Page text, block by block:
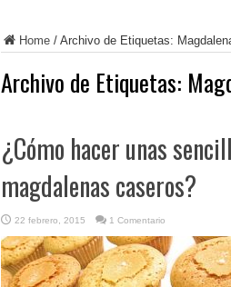
Home/ Archivo de Etiquetas:
Archivo de Etiquetas:
¿Cómo hacer unas
magdalenas caseros?
22 febrero, 2015 1 Comentario